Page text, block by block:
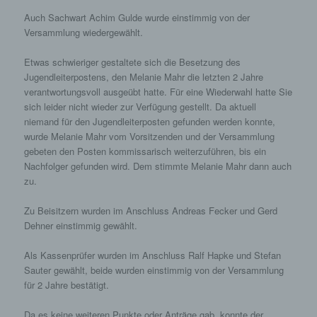
Auch Sachwart Achim Gulde wurde einstimmig von der
Versammlung wiedergewählt.
Etwas schwieriger gestaltete sich die Besetzung des
Jugendleiterpostens, den Melanie Mahr die letzten 2 Jahre
verantwortungsvoll ausgeübt hatte. Für eine Wiederwahl hatte Sie
sich leider nicht wieder zur Verfügung gestellt. Da aktuell
niemand für den Jugendleiterposten gefunden werden konnte,
wurde Melanie Mahr vom Vorsitzenden und der Versammlung
gebeten den Posten kommissarisch weiterzuführen, bis ein
Nachfolger gefunden wird. Dem stimmte Melanie Mahr dann auch
zu.
Zu Beisitzern wurden im Anschluss Andreas Fecker und Gerd
Dehner einstimmig gewählt.
Als Kassenprüfer wurden im Anschluss Ralf Hapke und Stefan
Sauter gewählt, beide wurden einstimmig von der Versammlung
für 2 Jahre bestätigt.
kulturellen oder sozialen Identität dieser
natürlichen Person sind, identifiziert werden
b) betroffene Person
Betroffene Person ist jede identifizierte oder
identifizierbare natürliche Person, deren
personenbezogene Daten von dem für die
Verarbeitung Verantwortlichen verarbeitet
Verarbeitung ist jeder mit oder ohne Hilfe
automatisierter Verfahren ausgeführte
Zusammenhang mit personenbezogenen
Daten wie das Erheben, das Erfassen, die
Organisation, das Ordnen, die Speicherung,
die Anpassung oder Veränderung, das
Auslesen, das Abfragen, die Verwendung, die